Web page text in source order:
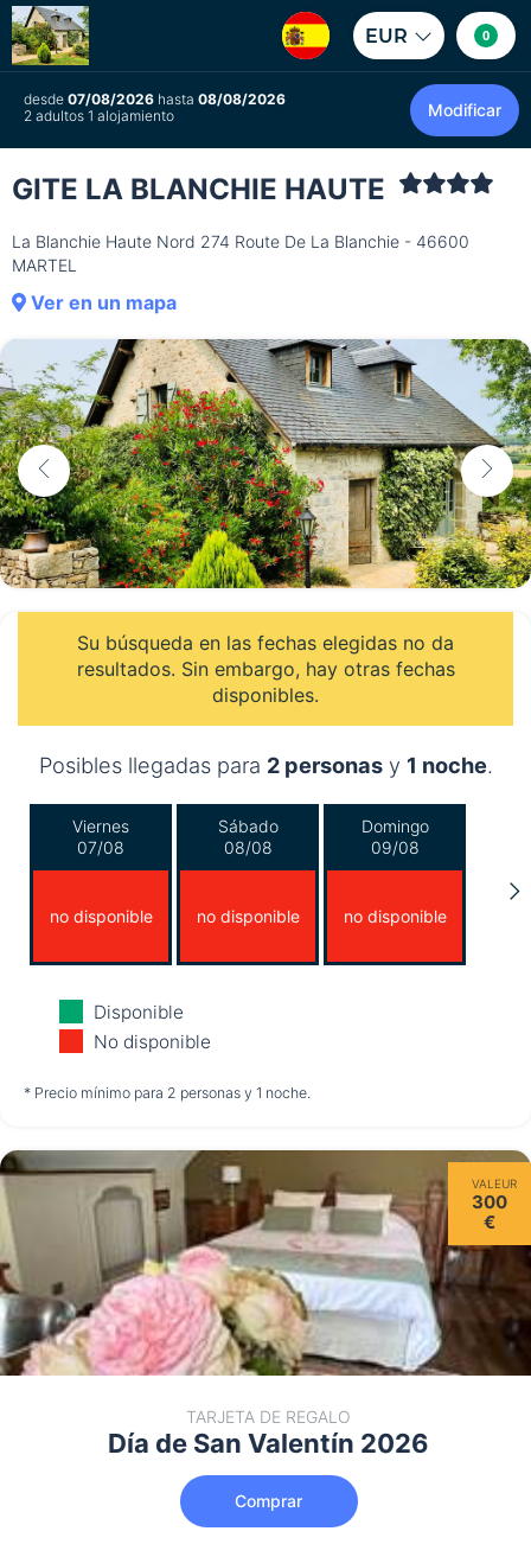
EUR 0
desde 07/08/2026 hasta 08/08/2026
2 adultos 1 alojamiento
Modificar
GITE LA BLANCHIE HAUTE
La Blanchie Haute Nord 274 Route De La Blanchie - 46600
MARTEL
Ver en un mapa
Su búsqueda en las fechas elegidas no da
resultados. Sin embargo, hay otras fechas
disponibles.
Posibles llegadas para 2 personasy 1 noche.
Viernes
07/08
no disponible
Sábado
08/08
no disponible
Domingo
09/08
no disponible
Lunes
10/08
no disponible no disponible
Jueves
13/08
no disponible
Disponible
No disponible
* Precio mínimo para 2 personas y 1 noche.
VALEUR
300
€
TARJETA DE REGALO
Día de San Valentín 2026
Comprar